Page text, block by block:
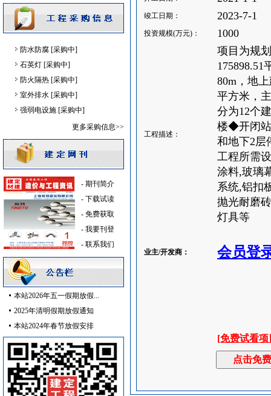
材耐磨砖 [采购中]
给排水管件 [采购中]
防水防腐 [采购中]
石英灯 [采购中]
防火隔热 [采购中]
室外排水 [采购中]
强弱电设施 [采购中]
[采购中]
消防火警 [采购中]
光源灯具 [采购中]
陶瓷制品 [采购中]
消防泵 [采购中]
防水防腐 [采购中]
防雷接地 [采购中]
防水防腐 [采购中]
卫浴洁具 [采购中]
防水防腐 [采购中]
简单装修 [采购中]
家具饰材 [采购中]
变配电 [采购中]
仿古砖 [采购中]
防水防腐 [采购中]
变配电 [采购中]
更多采购信息>>
- 期刊简介
- 下载试读
- 免费获取
- 我要刊登
- 联系我们
本站2026年五一假期放假...
2025年清明假期放假通知
本站2024年春节放假安排
竣工日期： 2023-7-1
投资规模(万元)： 1000
工程描述：
项目为规
175898.51
80m，地
平方米，
分为12个
楼◆开闭站
和地下2层
工程所需
涂料,玻璃
系统,铝扣
抛光耐磨
灯具等
业主/开发商： 会员登
[免费试看项